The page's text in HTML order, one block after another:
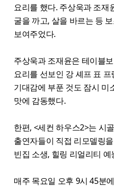
요리를 했다. 주상욱과 조재
굴을 까고, 살을 바르는 등
보여주었다.
주상욱과 조재윤은 테이블
요리를 선보인 강 셰프 표
기대감에 부푼 것도 잠시 미
맛에 감동했다.
한편, <세컨 하우스2>는 시
출연자들이 직접 리모델링
빈집 소생, 힐링 리얼리티
매주 목요일 오후 9시 45분